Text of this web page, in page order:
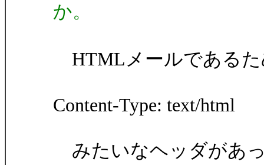
か。
HTMLメールであるた
Content-Type: text/html
みたいなヘッダがあ